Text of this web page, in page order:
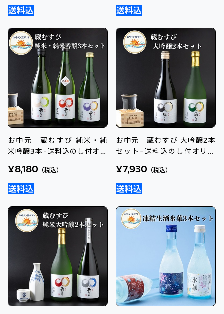
お中元｜蔵むすび 純米・純
米吟醸3本-送料込のし付オリ
¥8,180 （税込）
お中元｜蔵むすび 大吟醸2本
セット-送料込のし付オリジ
¥7,930 （税込）